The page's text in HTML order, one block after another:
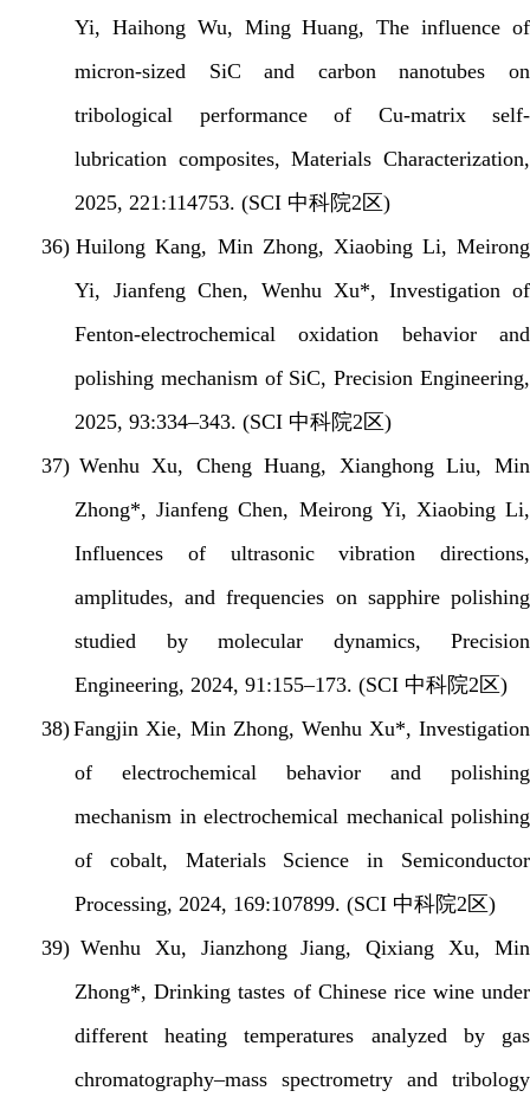
Yi, Haihong Wu, Ming Huang, The influence of
micron-sized SiC and carbon nanotubes on
tribological performance of Cu-matrix self-
lubrication composites, Materials Characterization,
2025, 221:114753. (SCI 中科院2 区)
36) Huilong Kang, Min Zhong, Xiaobing Li, Meirong
Yi, Jianfeng Chen, Wenhu Xu*, Investigation of
Fenton-electrochemical oxidation behavior and
polishing mechanism of SiC,Precision Engineering,
2025, 93:334–343. (SCI 中科院2 区)
37) Wenhu Xu, Cheng Huang, Xianghong Liu, Min
Zhong*, Jianfeng Chen, Meirong Yi, Xiaobing Li,
Influences of ultrasonic vibration directions,
amplitudes, and frequencies on sapphire polishing
studied by molecular dynamics, Precision
Engineering, 2024, 91:155–173. (SCI 中科院2 区)
38)Fangjin Xie, Min Zhong, Wenhu Xu*, Investigation
of electrochemical behavior and polishing
mechanism in electrochemical mechanical polishing
of cobalt, Materials Science in Semiconductor
Processing, 2024, 169:107899. (SCI 中科院2 区)
39) Wenhu Xu, Jianzhong Jiang, Qixiang Xu, Min
Zhong*, Drinking tastes of Chinese rice wine under
different heating temperatures analyzed by gas
chromatography–mass spectrometry and tribology